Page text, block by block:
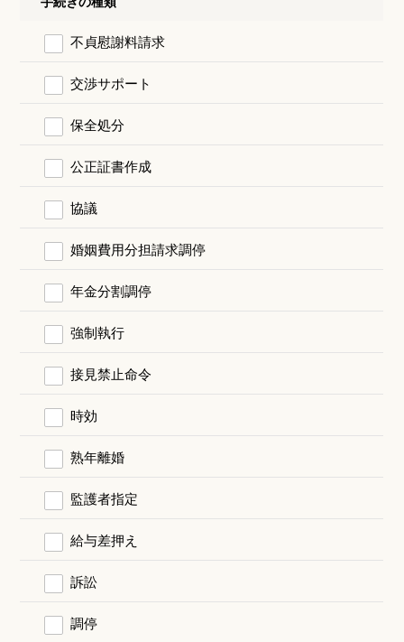
不貞慰謝料請求
交渉サポート
保全処分
公正証書作成
協議
婚姻費用分担請求調停
年金分割調停
強制執行
接見禁止命令
時効
熟年離婚
監護者指定
給与差押え
訴訟
調停